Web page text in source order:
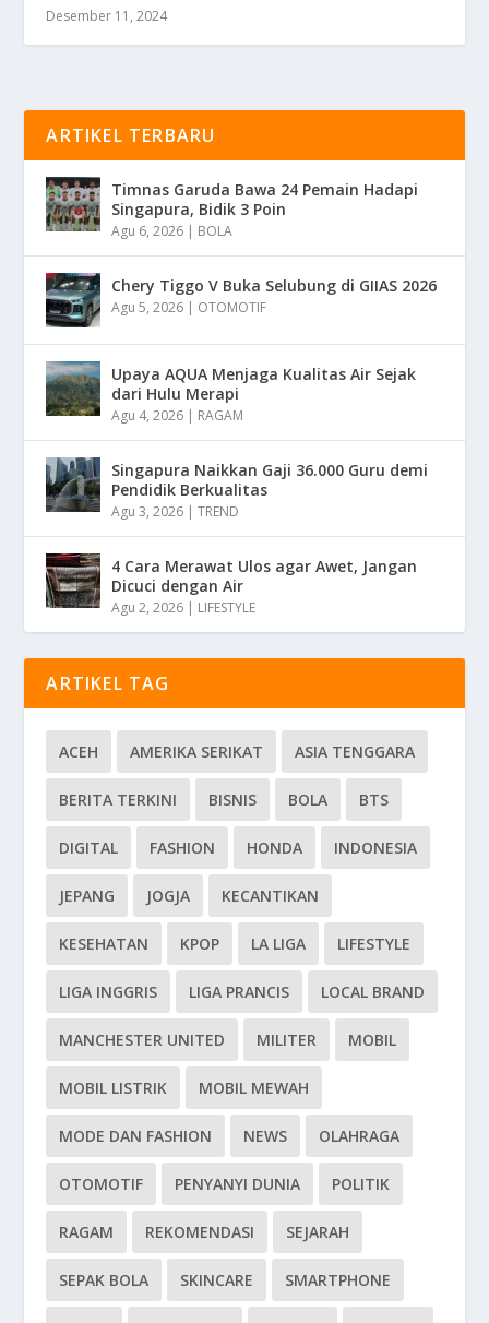
Desember 11, 2024
ARTIKEL TERBARU
Timnas Garuda Bawa 24 Pemain Hadapi
Singapura, Bidik 3 Poin
Agu 6, 2026 | BOLA
Chery Tiggo V Buka Selubung di GIIAS 2026
Agu 5, 2026 | OTOMOTIF
Upaya AQUA Menjaga Kualitas Air Sejak
dari Hulu Merapi
Agu 4, 2026 | RAGAM
Singapura Naikkan Gaji 36.000 Guru demi
Pendidik Berkualitas
Agu 3, 2026 |TREND
4 Cara Merawat Ulos agar Awet, Jangan
Dicuci dengan Air
Agu 2, 2026 | LIFESTYLE
ARTIKEL TAG
ACEH AMERIKA SERIKAT ASIA TENGGARA
BERITA TERKINI BISNIS BOLA BTS
DIGITAL FASHION HONDA INDONESIA
JEPANG JOGJA KECANTIKAN
KESEHATAN KPOP LA LIGA LIFESTYLE
LIGA INGGRIS LIGA PRANCIS LOCAL BRAND
MANCHESTER UNITED MILITER MOBIL
MOBIL LISTRIK MOBIL MEWAH
MODE DAN FASHION NEWS OLAHRAGA
OTOMOTIF PENYANYI DUNIA POLITIK
RAGAM REKOMENDASI SEJARAH
SEPAK BOLA SKINCARE SMARTPHONE